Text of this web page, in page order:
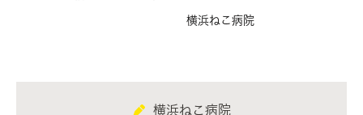
横浜ねこ病院
横浜ねこ病院